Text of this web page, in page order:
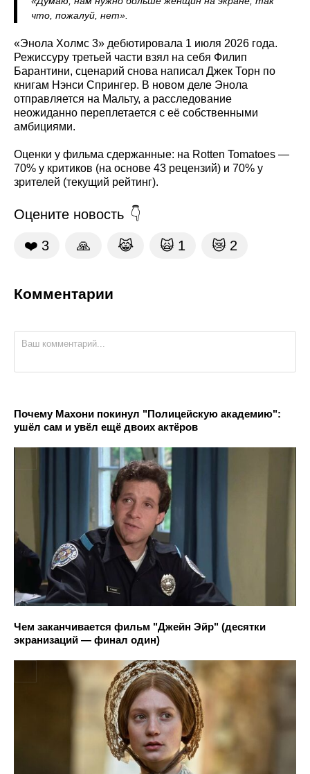
что, пожалуй, нет».
«Энола Холмс 3» дебютировала 1 июля 2026 года.
Режиссуру третьей части взял на себя Филип
Барантини, сценарий снова написал Джек Торн по
книгам Нэнси Спрингер. В новом деле Энола
отправляется на Мальту, а расследование
неожиданно переплетается с её собственными
амбициями.
Оценки у фильма сдержанные: на Rotten Tomatoes —
70% у критиков (на основе 43 рецензий) и 70% у
зрителей (текущий рейтинг).
Оцените новость
❤️ 3 🙏 😹 🙀 1 😿 2
Комментарии
Почему Махони покинул "Полицейскую академию":
ушёл сам и увёл ещё двоих актёров
Чем заканчивается фильм "Джейн Эйр" (десятки
экранизаций — финал один)